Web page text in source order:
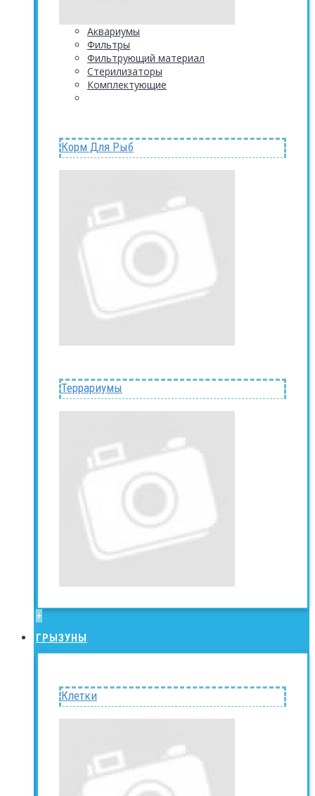
Аквариумы
Фильтры
Фильтрующий материал
Стерилизаторы
Комплектующие
Корм Для Рыб
Террариумы
+
ГРЫЗУНЫ
Клетки